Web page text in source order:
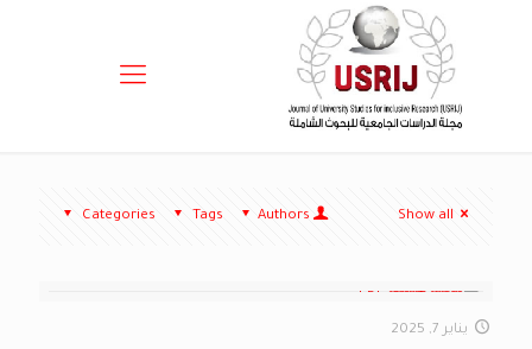
Categories Tags Authors Show all
يناير 7, 2025